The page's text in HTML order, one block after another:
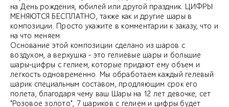
на День рождения, юбилей или другой праздник. ЦИФРЫ
МЕНЯЮТСЯ БЕСПЛАТНО, также как и другие шары в
композиции. Просто укажите в комментарии к заказу, что и
на что меняем.
Основание этой композиции сделано из шаров с
воздухом, а верхушка - это гелиевые шары и большие
шары-цифры с гелием, которые придают ему объем и
легкость одновременно. Мы обработаем каждый гелевый
шарик специальным составом, продляющим срок его
полета, благодаря чему ваш Шары на 12 лет девочке, сет
"Розовое золото", 7 шариков с гелием и цифры будет